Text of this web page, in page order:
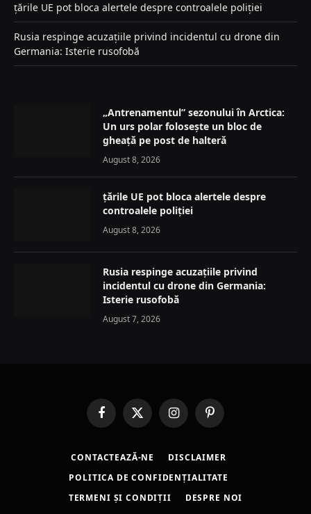
țările UE pot bloca alertele despre controalele poliției
Rusia respinge acuzațiile privind incidentul cu drone din
Germania: Isterie rusofobă
„Antrenamentul” sezonului în Arctica:
Un urs polar folosește un bloc de
gheață pe post de halteră
August 8, 2026
țările UE pot bloca alertele despre
controalele poliției
August 8, 2026
Rusia respinge acuzațiile privind
incidentul cu drone din Germania:
Isterie rusofobă
August 7, 2026
FacebookX
(Twitter)
InstagramPinterest
CONTACTEAZĂ-NE
DISCLAIMER
POLITICA DE CONFIDENȚIALITATE
TERMENI ȘI CONDIȚII
DESPRE NOI